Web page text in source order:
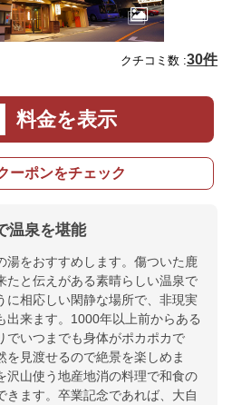
クチコミ数 :30件
料金を表示
ーポンをチェック
温泉を堪能
湯をおすすめします。傷ついた鹿
たと伝えがある素晴らしい温泉で
に相応しい閑静な場所で、非現実
出来ます。1000年以上前からある
でいつまでも身体がポカポカで
を見渡せるので絶景を楽しめま
沢山使う地産地消の料理で和食の
きます。卒業記念であれば、大自